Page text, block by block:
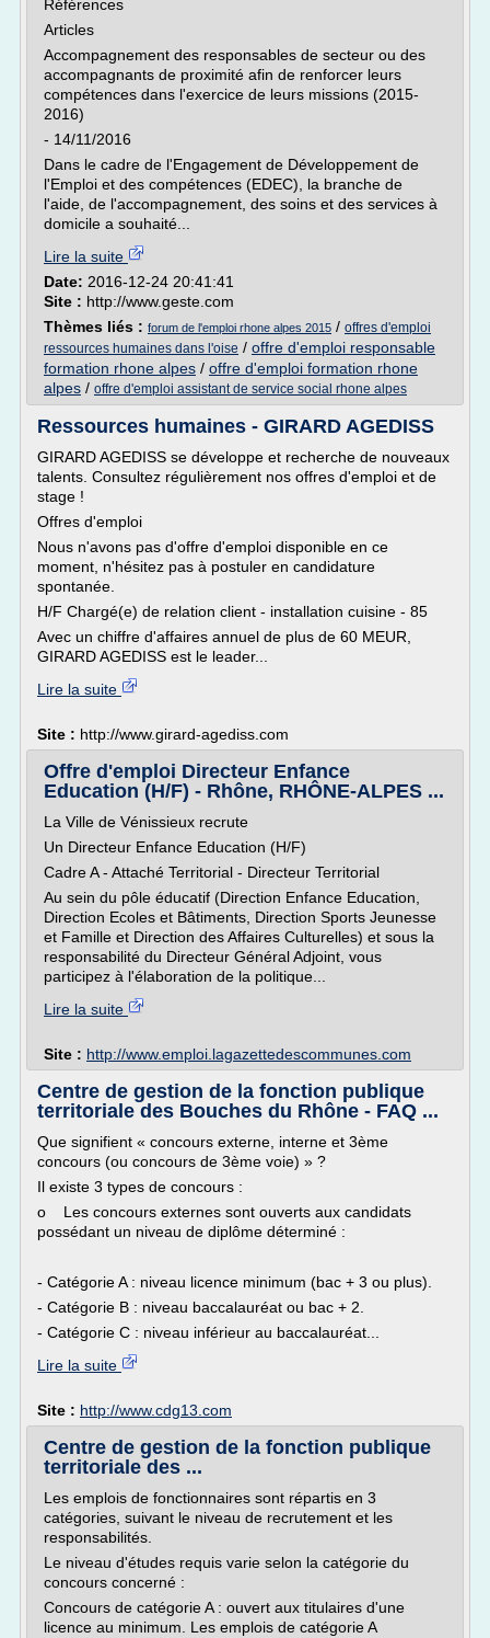
Références
Articles
Accompagnement des responsables de secteur ou des
accompagnants de proximité afin de renforcer leurs
compétences dans l'exercice de leurs missions (2015-
2016)
- 14/11/2016
Dans le cadre de l'Engagement de Développement de
l'Emploi et des compétences (EDEC), la branche de
l'aide, de l'accompagnement, des soins et des services à
domicile a souhaité...
Lire la suite
Date: 2016-12-24 20:41:41
Site : http://www.geste.com
Thèmes liés : forum de l'emploi rhone alpes 2015 / offres d'emploi
ressources humaines dans l'oise / offre d'emploi responsable
formation rhone alpes / offre d'emploi formation rhone
alpes / offre d'emploi assistant de service social rhone alpes
Ressources humaines - GIRARD AGEDISS
GIRARD AGEDISS se développe et recherche de nouveaux
talents. Consultez régulièrement nos offres d'emploi et de
stage !
Offres d'emploi
Nous n'avons pas d'offre d'emploi disponible en ce
moment, n'hésitez pas à postuler en candidature
spontanée.
H/F Chargé(e) de relation client - installation cuisine - 85
Avec un chiffre d'affaires annuel de plus de 60 MEUR,
GIRARD AGEDISS est le leader...
Lire la suite
Site : http://www.girard-agediss.com
Offre d'emploi Directeur Enfance
Education (H/F) - Rhône, RHÔNE-ALPES ...
La Ville de Vénissieux recrute
Un Directeur Enfance Education (H/F)
Cadre A - Attaché Territorial - Directeur Territorial
Au sein du pôle éducatif (Direction Enfance Education,
Direction Ecoles et Bâtiments, Direction Sports Jeunesse
et Famille et Direction des Affaires Culturelles) et sous la
responsabilité du Directeur Général Adjoint, vous
participez à l'élaboration de la politique...
Lire la suite
Site : http://www.emploi.lagazettedescommunes.com
Centre de gestion de la fonction publique
territoriale des Bouches du Rhône - FAQ ...
Que signifient « concours externe, interne et 3ème
concours (ou concours de 3ème voie) » ?
Il existe 3 types de concours :
o Les concours externes sont ouverts aux candidats
possédant un niveau de diplôme déterminé :
- Catégorie A : niveau licence minimum (bac + 3 ou plus).
- Catégorie B : niveau baccalauréat ou bac + 2.
- Catégorie C : niveau inférieur au baccalauréat...
Lire la suite
Site : http://www.cdg13.com
Centre de gestion de la fonction publique
territoriale des ...
Les emplois de fonctionnaires sont répartis en 3
catégories, suivant le niveau de recrutement et les
responsabilités.
Le niveau d'études requis varie selon la catégorie du
concours concerné :
Concours de catégorie A : ouvert aux titulaires d'une
licence au minimum. Les emplois de catégorie A